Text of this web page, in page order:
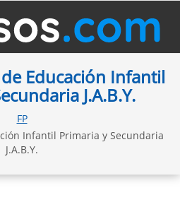
Educación Infantil
J.A.B.Y.
FP
Infantil Primaria y Secundaria
J.A.B.Y.